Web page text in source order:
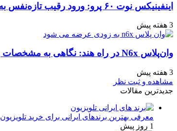
اینفینیکس نوت ۶۰ پرو: ورود رقیب تازه‌نفس به بازار میان‌رده هند
3 هفته پیش
وان‌پلاس N6x در راه هند: نگاهی به مشخصات و جایگاه در بازار
3 هفته پیش
مشاهده و ثبت نظر
جدیدترین مقالات
معرفی بهترین برندهای ایرانی برای خرید تلویزیون
1 روز پیش